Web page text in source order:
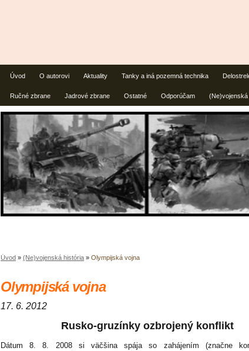
Úvod O autorovi Aktuality Tanky a iná pozemná technika
Ručné zbrane Jadrové zbrane Ostatné Odporúčam (Ne)vojenská
Úvod » (Ne)vojenská história » Olympijská vojna
Olympijská vojna
17. 6. 2012
Rusko-gruzínky ozbrojený konflikt
Dátum 8. 8. 2008 si väčšina spája so zahájením (značne